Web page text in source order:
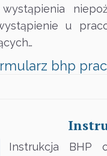
wystąpienia
u
bhp
Instrukcja BHP